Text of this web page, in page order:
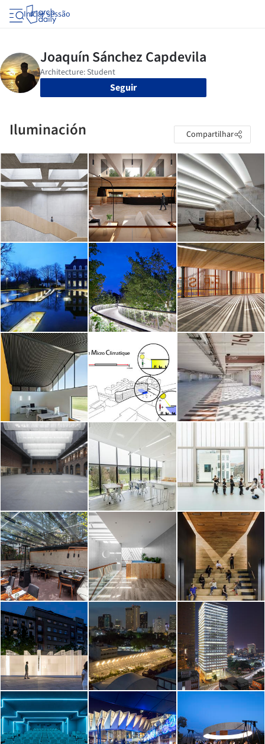
Iniciar sessão
Seguir
Iluminación Compartilhar